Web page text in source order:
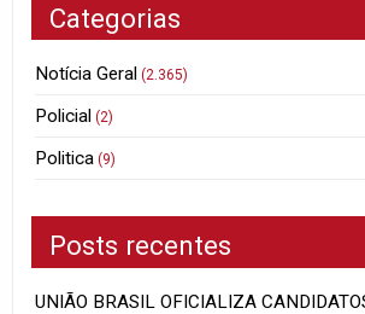
Categorias
Notícia Geral (2.365)
Policial (2)
Politica (9)
Posts recentes
UNIÃO BRASIL OFICIALIZA